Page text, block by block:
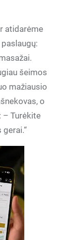
atidarėme
šeimos
mažiausio
o
– Turėkite